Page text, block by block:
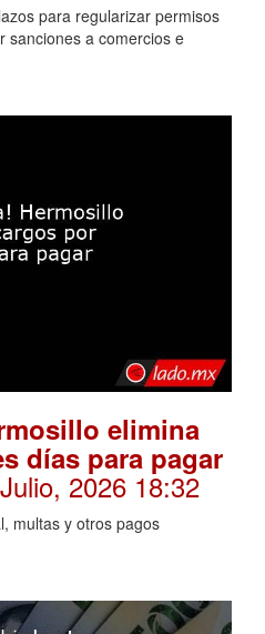
para regularizar permisos
sanciones a comercios e
elimina
días para pagar
2026 18:32
multas y otros pagos